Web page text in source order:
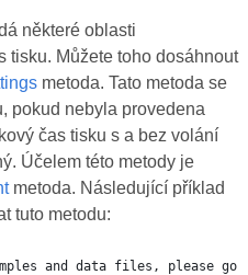
některé oblasti
tisku. Můžete toho dosáhnout
metoda. Tato metoda se
pokud nebyla provedena
čas tisku s a bez volání
Účelem této metody je
metoda. Následující příklad
tuto metodu:
and data files, please go